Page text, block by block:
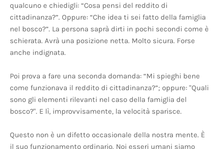
qualcuno e chiedigli: “Cosa pensi del reddito di
cittadinanza?”. Oppure: “Che idea ti sei fatto della famiglia
nel bosco?”. La persona saprà dirti in pochi secondi come è
schierata. Avrà una posizione netta. Molto sicura. Forse
anche indignata.
Poi prova a fare una seconda domanda: “Mi spieghi bene
come funzionava il reddito di cittadinanza?”; oppure: "Quali
sono gli elementi rilevanti nel caso della famiglia del
bosco?". E lì, improvvisamente, la velocità sparisce.
Questo non è un difetto occasionale della nostra mente. È
il suo funzionamento ordinario. Noi esseri umani siamo